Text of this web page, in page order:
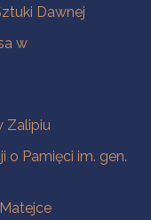
Dawnej
w
Zalipiu
o Pamięci im. gen.